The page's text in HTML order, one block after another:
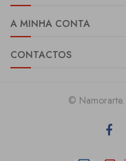
A MINHA CONTA
CONTACTOS
© Namorarte.